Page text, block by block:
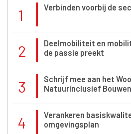
1 Verbinden voorbij de
2
Deelmobiliteit en
de passie preekt
3
Schrijf mee aan het
Natuurinclusief Bouwen
4
Verankeren
omgevingsplan